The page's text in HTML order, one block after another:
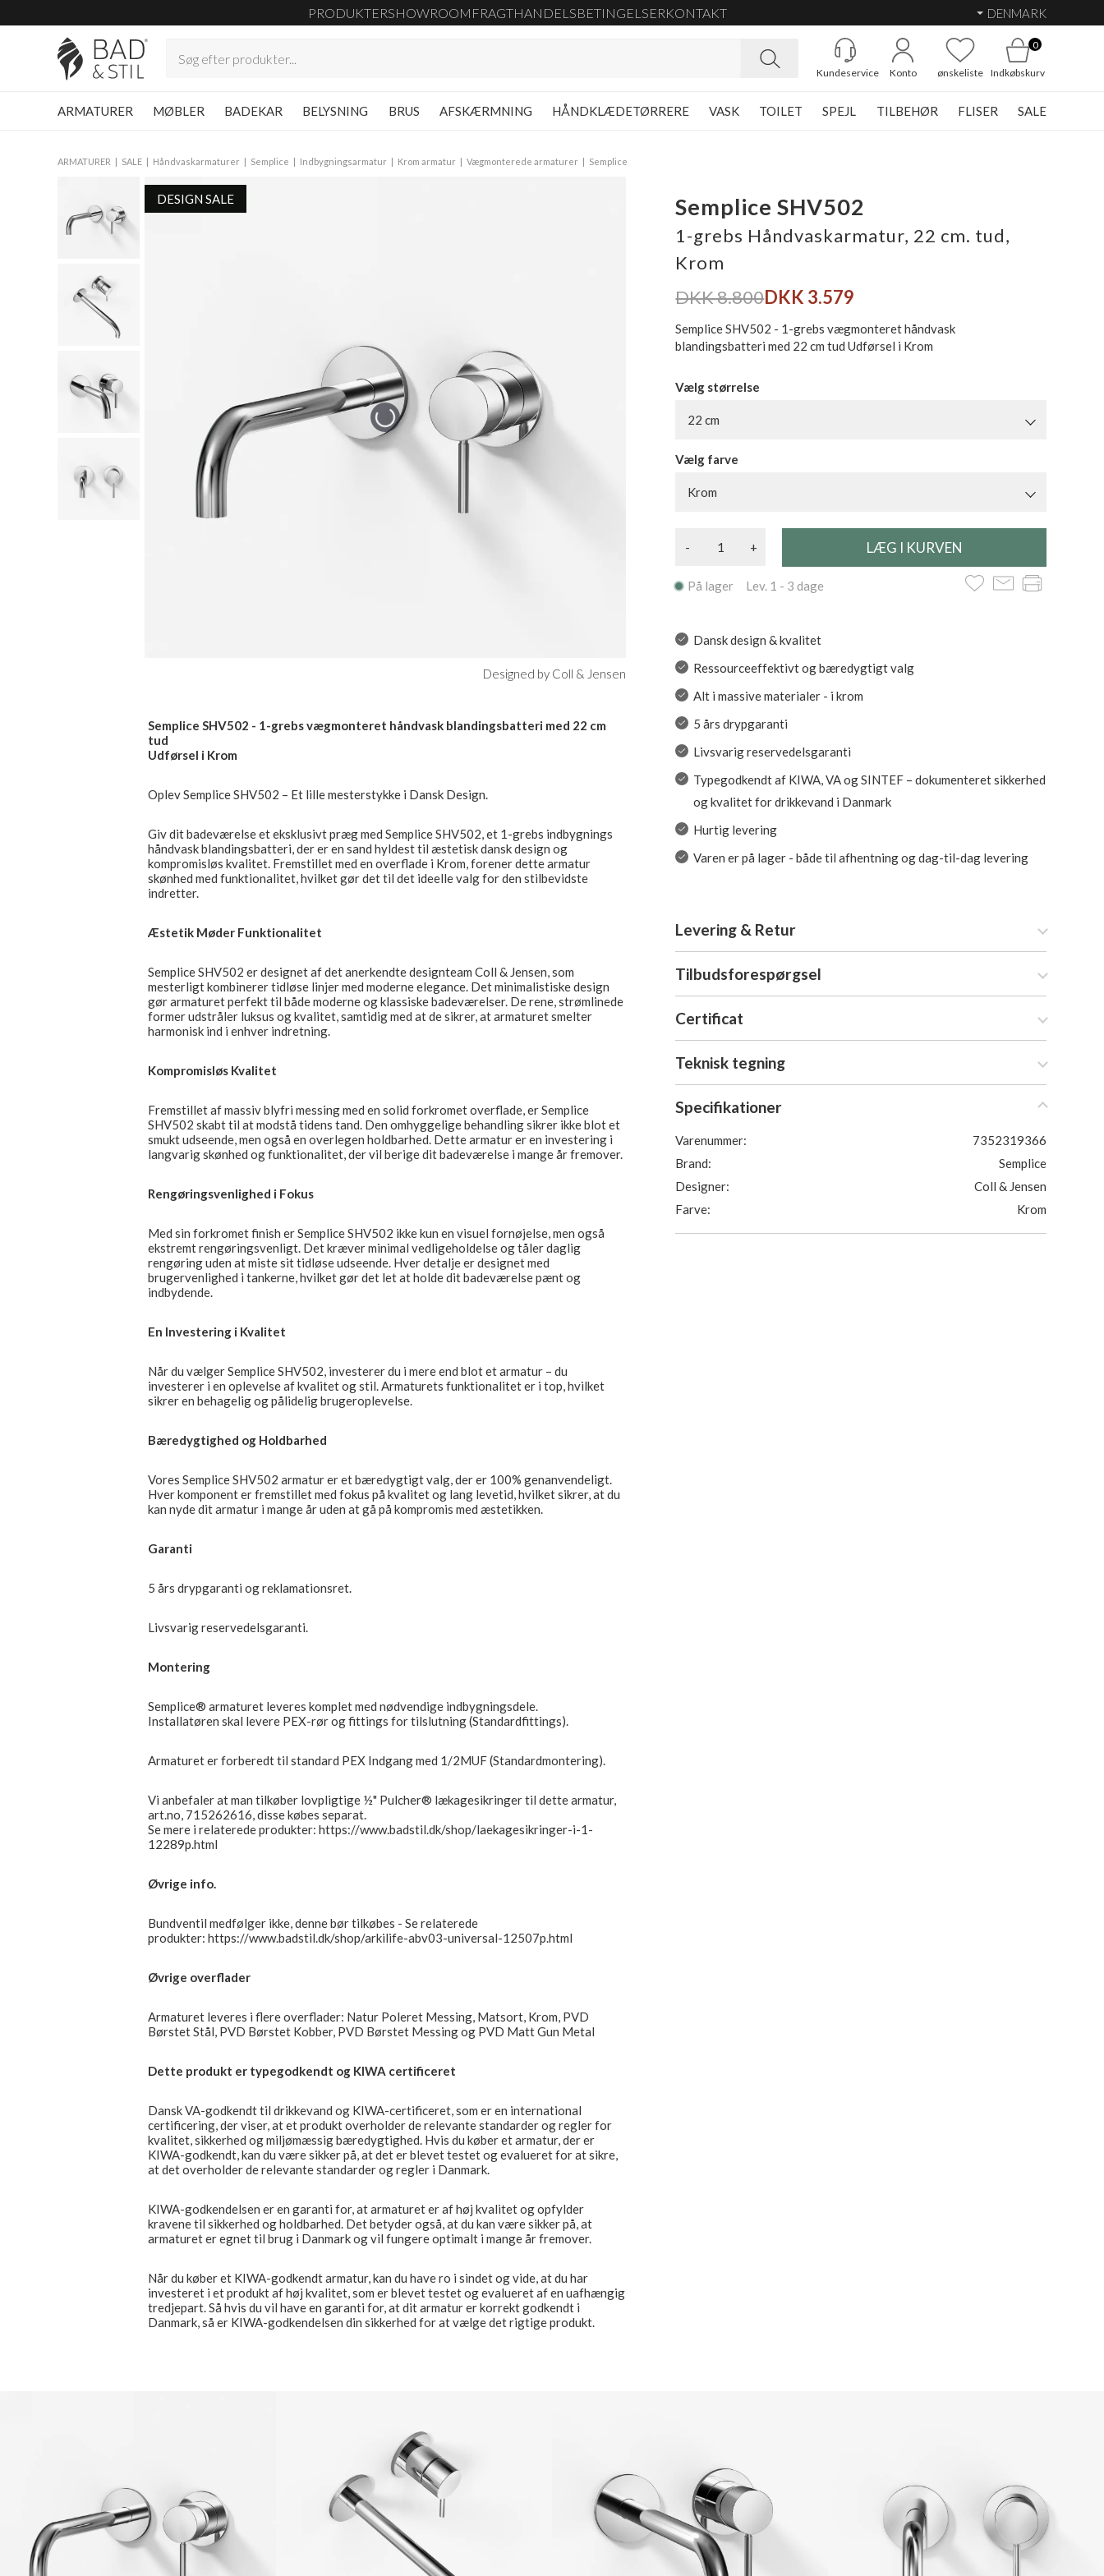
PRODUKTERSHOWROOM FRAGTHANDELSBETINGELSERKONTAKT DENMARK
Kundeservice Konto ønskeliste
0
Indkøbskurv
ARMATURER MØBLER BADEKAR BELYSNING BRUS AFSKÆRMNING HÅNDKLÆDETØRRERE VASK TOILET SPEJL TILBEHØR FLISER SALE
ARMATURER SALE Håndvaskarmaturer Semplice Indbygningsarmatur Krom armatur Vægmonterede armaturer Semplice
DESIGN SALE
Designed by Coll & Jensen
Semplice SHV502 - 1-grebs vægmonteret håndvask blandingsbatteri med 22 cm
tud
Udførsel i Krom
Oplev Semplice SHV502 – Et lille mesterstykke i Dansk Design.
Giv dit badeværelse et eksklusivt præg med Semplice SHV502, et 1-grebs indbygnings
håndvask blandingsbatteri, der er en sand hyldest til æstetisk dansk design og
kompromisløs kvalitet. Fremstillet med en overflade i Krom, forener dette armatur
skønhed med funktionalitet, hvilket gør det til det ideelle valg for den stilbevidste
indretter.
Æstetik Møder Funktionalitet
Semplice SHV502 er designet af det anerkendte designteam Coll & Jensen, som
mesterligt kombinerer tidløse linjer med moderne elegance. Det minimalistiske design
gør armaturet perfekt til både moderne og klassiske badeværelser. De rene, strømlinede
former udstråler luksus og kvalitet, samtidig med at de sikrer, at armaturet smelter
harmonisk ind i enhver indretning.
Kompromisløs Kvalitet
Fremstillet af massiv blyfri messing med en solid forkromet overflade, er Semplice
SHV502 skabt til at modstå tidens tand. Den omhyggelige behandling sikrer ikke blot et
smukt udseende, men også en overlegen holdbarhed. Dette armatur er en investering i
langvarig skønhed og funktionalitet, der vil berige dit badeværelse i mange år fremover.
Rengøringsvenlighed i Fokus
Med sin forkromet finish er Semplice SHV502 ikke kun en visuel fornøjelse, men også
ekstremt rengøringsvenligt. Det kræver minimal vedligeholdelse og tåler daglig
rengøring uden at miste sit tidløse udseende. Hver detalje er designet med
brugervenlighed i tankerne, hvilket gør det let at holde dit badeværelse pænt og
indbydende.
En Investering i Kvalitet
Når du vælger Semplice SHV502, investerer du i mere end blot et armatur – du
investerer i en oplevelse af kvalitet og stil. Armaturets funktionalitet er i top, hvilket
sikrer en behagelig og pålidelig brugeroplevelse.
Bæredygtighed og Holdbarhed
Vores Semplice SHV502 armatur er et bæredygtigt valg, der er 100% genanvendeligt.
Hver komponent er fremstillet med fokus på kvalitet og lang levetid, hvilket sikrer, at du
kan nyde dit armatur i mange år uden at gå på kompromis med æstetikken.
Garanti
5 års drypgaranti og reklamationsret.
Livsvarig reservedelsgaranti.
Montering
Semplice® armaturet leveres komplet med nødvendige indbygningsdele.
Installatøren skal levere PEX-rør og fittings for tilslutning (Standardfittings).
Armaturet er forberedt til standard PEX Indgang med 1/2MUF (Standardmontering).
Vi anbefaler at man tilkøber lovpligtige ½" Pulcher® lækagesikringer til dette armatur,
art.no, 715262616, disse købes separat.
Se mere i relaterede produkter: https://www.badstil.dk/shop/laekagesikringer-i-1-
12289p.html
Øvrige info.
Bundventil medfølger ikke, denne bør tilkøbes - Se relaterede
produkter: https://www.badstil.dk/shop/arkilife-abv03-universal-12507p.html
Øvrige overflader
Armaturet leveres i flere overflader: Natur Poleret Messing, Matsort, Krom, PVD
Børstet Stål, PVD Børstet Kobber, PVD Børstet Messing og PVD Matt Gun Metal
Dette produkt er typegodkendt og KIWA certificeret
Dansk VA-godkendt til drikkevand og KIWA-certificeret, som er en international
certificering, der viser, at et produkt overholder de relevante standarder og regler for
kvalitet, sikkerhed og miljømæssig bæredygtighed. Hvis du køber et armatur, der er
KIWA-godkendt, kan du være sikker på, at det er blevet testet og evalueret for at sikre,
at det overholder de relevante standarder og regler i Danmark.
KIWA-godkendelsen er en garanti for, at armaturet er af høj kvalitet og opfylder
kravene til sikkerhed og holdbarhed. Det betyder også, at du kan være sikker på, at
armaturet er egnet til brug i Danmark og vil fungere optimalt i mange år fremover.
Når du køber et KIWA-godkendt armatur, kan du have ro i sindet og vide, at du har
investeret i et produkt af høj kvalitet, som er blevet testet og evalueret af en uafhængig
tredjepart. Så hvis du vil have en garanti for, at dit armatur er korrekt godkendt i
Danmark, så er KIWA-godkendelsen din sikkerhed for at vælge det rigtige produkt.
Semplice SHV502
1-grebs Håndvaskarmatur, 22 cm. tud,
Krom
DKK 8.800DKK 3.579
Semplice SHV502 - 1-grebs vægmonteret håndvask
blandingsbatteri med 22 cm tud Udførsel i Krom
Vælg størrelse
22 cm
Vælg farve
Krom
- +
På lager Lev. 1 - 3 dage
Dansk design & kvalitet
Ressourceeffektivt og bæredygtigt valg
Alt i massive materialer - i krom
5 års drypgaranti
Livsvarig reservedelsgaranti
Typegodkendt af KIWA, VA og SINTEF – dokumenteret sikkerhed
og kvalitet for drikkevand i Danmark
Hurtig levering
Varen er på lager - både til afhentning og dag-til-dag levering
Levering & Retur
Tilbudsforespørgsel
Certificat
Teknisk tegning
Specifikationer
Varenummer:
7352319366
Brand:
Semplice
Designer:
Coll & Jensen
Farve:
Krom